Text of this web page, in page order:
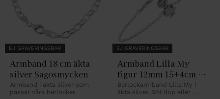
EJ GRAVERINGSBAR
Armband 18 cm äkta
silver Sagosmycken
Armband i äkta silver som
passar våra berlocker.
EJ GRAVERINGSBAR
Armband Lilla My
figur 12mm 15+4cm
rhod silver Mumin
Berlockarmband Lilla My i
äkta silver. Söt dop eller